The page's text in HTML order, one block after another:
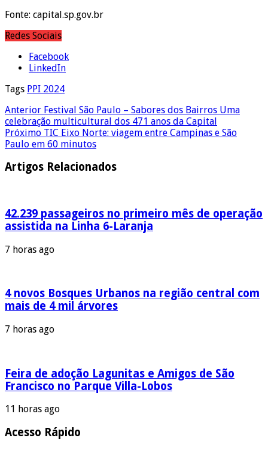
Fonte: capital.sp.gov.br
Redes Sociais
Facebook
LinkedIn
Tags PPI 2024
Anterior Festival São Paulo – Sabores dos Bairros Uma
celebração multicultural dos 471 anos da Capital
Próximo TIC Eixo Norte: viagem entre Campinas e São
Paulo em 60 minutos
Artigos Relacionados
42.239 passageiros no primeiro mês de operação
assistida na Linha 6-Laranja
7 horas ago
4 novos Bosques Urbanos na região central com
mais de 4 mil árvores
7 horas ago
Feira de adoção Lagunitas e Amigos de São
Francisco no Parque Villa-Lobos
11 horas ago
Acesso Rápido